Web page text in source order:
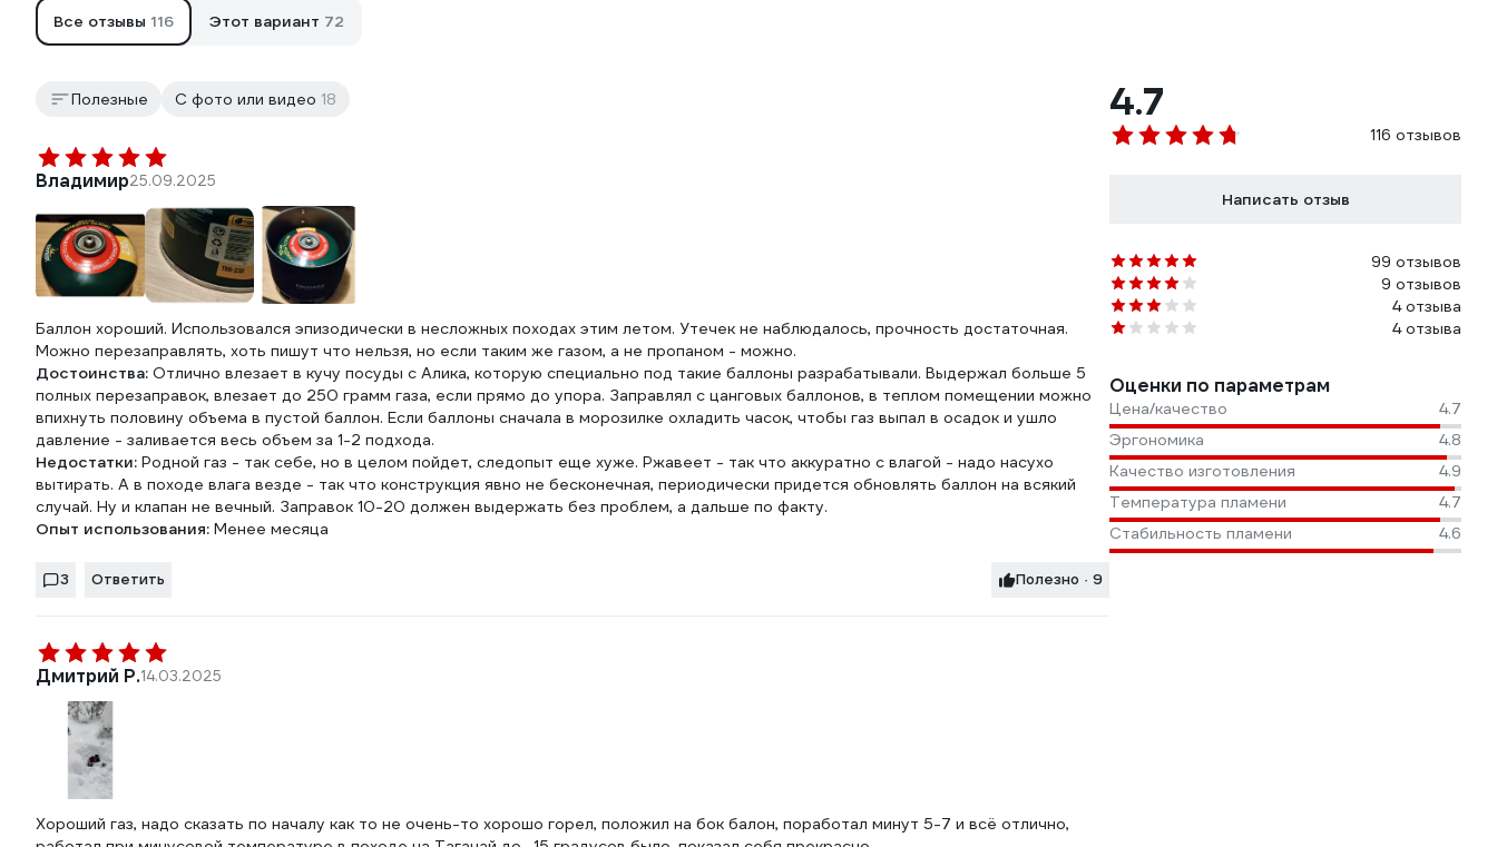
Все отзывы 116 Этот вариант 72
4.7
116 отзывов
Написать отзыв
99 отзывов
9 отзывов
4 отзыва
4 отзыва
Оценки по параметрам
Цена/качество
4.7
Эргономика
4.8
Качество изготовления
4.9
Температура пламени
4.7
Стабильность пламени
4.6
Полезные С фото или видео 18
Владимир25.09.2025
Баллон хороший. Использовался эпизодически в несложных походах этим летом. Утечек не наблюдалось, прочность достаточная.
Можно перезаправлять, хоть пишут что нельзя, но если таким же газом, а не пропаном - можно.
Достоинства: Отлично влезает в кучу посуды с Алика, которую специально под такие баллоны разрабатывали. Выдержал больше 5
полных перезаправок, влезает до 250 грамм газа, если прямо до упора. Заправлял с цанговых баллонов, в теплом помещении можно
впихнуть половину объема в пустой баллон. Если баллоны сначала в морозилке охладить часок, чтобы газ выпал в осадок и ушло
давление - заливается весь объем за 1-2 подхода.
Недостатки: Родной газ - так себе, но в целом пойдет, следопыт еще хуже. Ржавеет - так что аккуратно с влагой - надо насухо
вытирать. А в походе влага везде - так что конструкция явно не бесконечная, периодически придется обновлять баллон на всякий
случай. Ну и клапан не вечный. Заправок 10-20 должен выдержать без проблем, а дальше по факту.
Опыт использования: Менее месяца
3 Ответить Полезно · 9
Дмитрий Р.14.03.2025
Хороший газ, надо сказать по началу как то не очень-то хорошо горел, положил на бок балон, поработал минут 5-7 и всё отлично,